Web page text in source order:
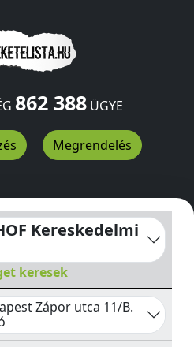
862 388ÜGYE
Megrendelés
Kft.Zápor utca 11/B. fszt 3.
Kereskedelmi
keresek
Zápor utca 11/B.